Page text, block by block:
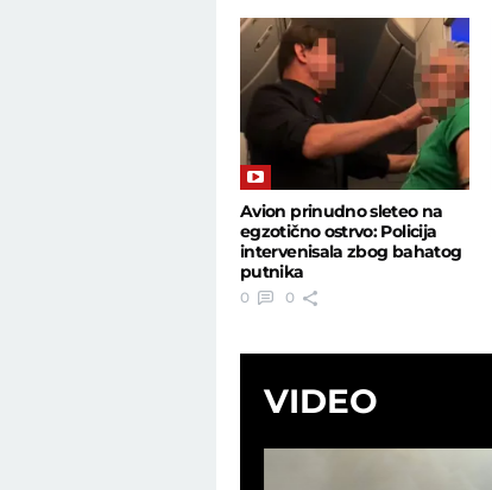
Avion prinudno sleteo na
egzotično ostrvo: Policija
intervenisala zbog bahatog
putnika
0 0
VIDEO